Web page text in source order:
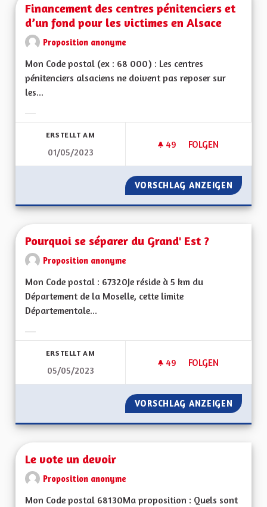
Financement des centres pénitenciers et
d’un fond pour les victimes en Alsace
Proposition anonyme
Mon Code postal (ex : 68 000) : Les centres
pénitenciers alsaciens ne doivent pas reposer sur
les...
ERSTELLT AM
01/05/2023
49 49 FOLLOWER
FOLGEN
FINANCEMENT
VORSCHLAG ANZEIGEN
Pourquoi se séparer du Grand' Est ?
Proposition anonyme
Mon Code postal : 67320Je réside à 5 km du
Département de la Moselle, cette limite
Départementale...
ERSTELLT AM
05/05/2023
49 49 FOLLOWER
FOLGEN
POURQUOI SE
VORSCHLAG ANZEIGEN
Le vote un devoir
Proposition anonyme
Mon Code postal 68130Ma proposition : Quels sont